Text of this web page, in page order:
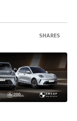
SHARES